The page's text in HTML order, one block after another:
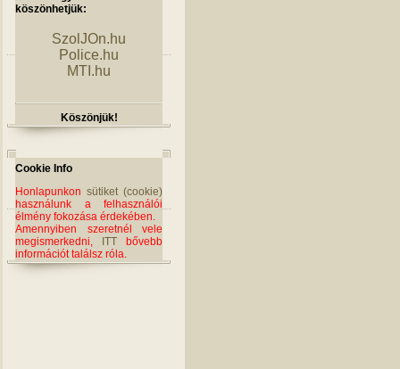
köszönhetjük:
SzolJOn.hu
Police.hu
MTI.hu
Köszönjük!
Cookie Info
Honlapunkon sütiket (cookie)
használunk a felhasználói
élmény fokozása érdekében.
Amennyiben szeretnél vele
megismerkedni,
ITT bővebb
információt találsz róla.